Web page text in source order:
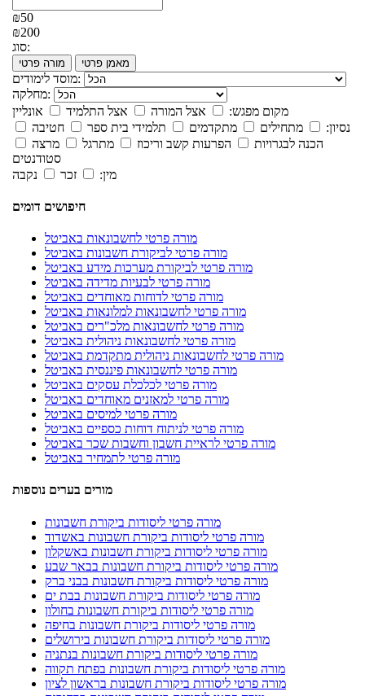
₪50
₪200
סוג:
מורה פרטי מאמן פרטי
מוסד לימודים:
מחלקה:
מקום מפגש:
אצל המורה אצל התלמיד
אונליין
נסיון:
מתחילים מתקדמים תלמידי בית ספר
חטיבה
הכנה לבגרויות
הפרעות קשב וריכוז מתרגל
מרצה
סטודנטים
מין:
זכר נקבה
חיפושים דומים
מורה פרטי לחשבונאות באביטל
מורה פרטי לביקורת חשבונות באביטל
מורה פרטי לביקורת מערכות מידע באביטל
מורה פרטי לבעיות מדידה באביטל
מורה פרטי לדוחות מאוחדים באביטל
מורה פרטי לחשבונאות למלונאות באביטל
מורה פרטי לחשבונאות מלכ"רים באביטל
מורה פרטי לחשבונאות ניהולית באביטל
מורה פרטי לחשבונאות ניהולית מתקדמת באביטל
מורה פרטי לחשבונאות פיננסית באביטל
מורה פרטי לכלכלת עסקים באביטל
מורה פרטי למאזנים מאוחדים באביטל
מורה פרטי למיסים באביטל
מורה פרטי לניתוח דוחות כספיים באביטל
מורה פרטי לראיית חשבון וחשבות שכר באביטל
מורה פרטי לתמחיר באביטל
מורים בערים נוספות
מורה פרטי ליסודות ביקורת חשבונות
מורה פרטי ליסודות ביקורת חשבונות באשדוד
מורה פרטי ליסודות ביקורת חשבונות באשקלון
מורה פרטי ליסודות ביקורת חשבונות בבאר שבע
מורה פרטי ליסודות ביקורת חשבונות בבני ברק
מורה פרטי ליסודות ביקורת חשבונות בבת ים
מורה פרטי ליסודות ביקורת חשבונות בחולון
מורה פרטי ליסודות ביקורת חשבונות בחיפה
מורה פרטי ליסודות ביקורת חשבונות בירושלים
מורה פרטי ליסודות ביקורת חשבונות בנתניה
מורה פרטי ליסודות ביקורת חשבונות בפתח תקווה
מורה פרטי ליסודות ביקורת חשבונות בראשון לציון